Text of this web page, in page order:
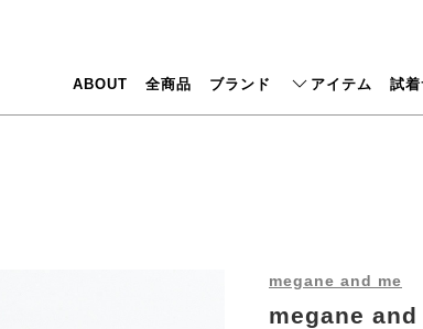
ABOUT 全商品 ブランド アイテム 試
megane and me
megane and